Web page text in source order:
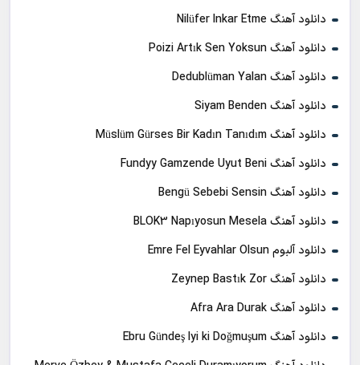
دانلود آهنگ Nilüfer Inkar Etme
دانلود آهنگ Poizi Artık Sen Yoksun
دانلود آهنگ Dedublüman Yalan
دانلود آهنگ Siyam Benden
دانلود آهنگ Müslüm Gürses Bir Kadın Tanıdım
دانلود آهنگ Fundyy Gamzende Uyut Beni
دانلود آهنگ Bengü Sebebi Sensin
دانلود آهنگ BLOK3 Napıyosun Mesela
دانلود آلبوم Emre Fel Eyvahlar Olsun
دانلود آهنگ Zeynep Bastık Zor
دانلود آهنگ Afra Ara Durak
دانلود آهنگ Ebru Gündeş Iyi ki Doğmuşum